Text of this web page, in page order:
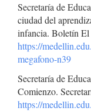
Secretaría de
ciudad del
infancia. Boletín
https://
megafono-n39
Secretaría de
Comienzo.
https://